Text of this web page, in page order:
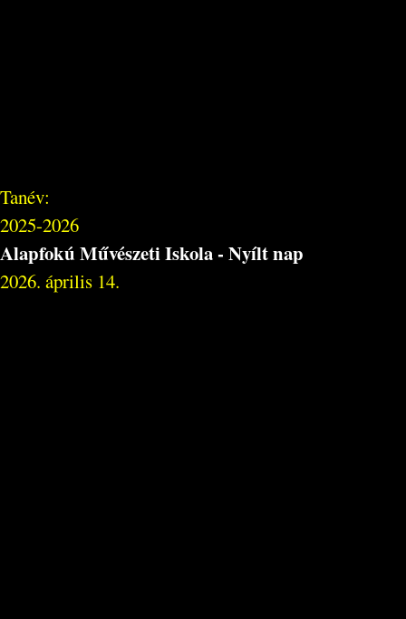
Tanév:
2025-2026
Alapfokú Művészeti Iskola - Nyílt nap
2026. április 14.